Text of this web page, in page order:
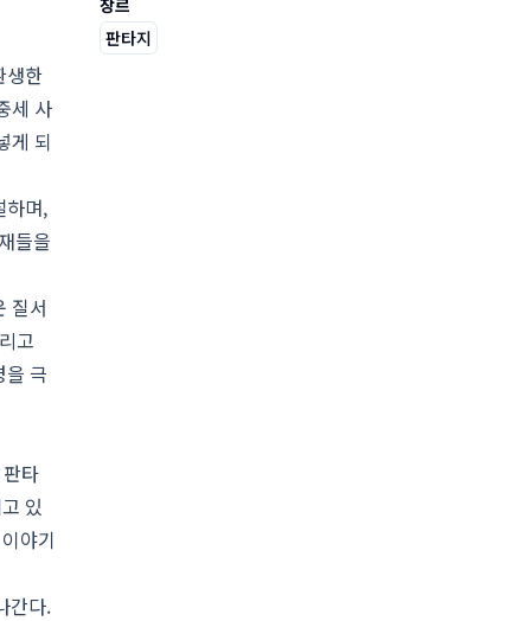
생한
세 사
게 되
하며,
들을
질서
고
을 극
타
있
야기
간다.
장르
판타지